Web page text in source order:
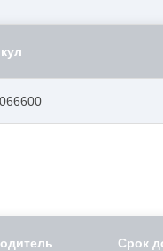
Срок